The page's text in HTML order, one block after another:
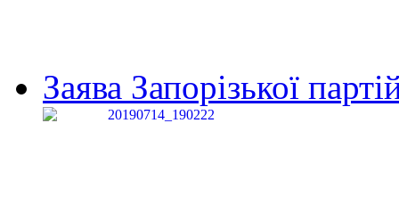
Заява Запорізької